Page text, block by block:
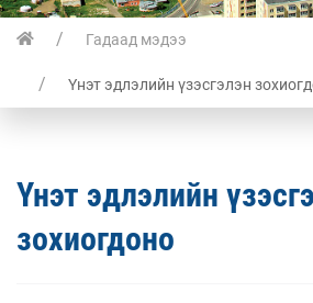
Гадаад мэдээ
Үнэт эдлэлийн үзэсгэлэн
Үнэт эдлэлийн
зохиогдоно